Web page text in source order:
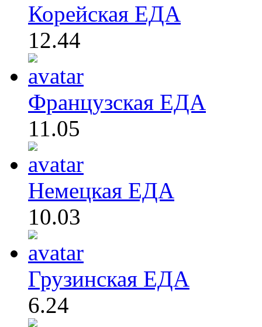
Корейская ЕДА
12.44
Французская ЕДА
11.05
Немецкая ЕДА
10.03
Грузинская ЕДА
6.24